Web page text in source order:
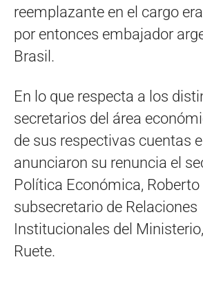
reemplazante en el cargo
por entonces embajador
Brasil.
En lo que respecta a los
secretarios del área
de sus respectivas cuentas
anunciaron su renuncia el
Política Económica, Roberto
subsecretario de Relaciones
Institucionales del
Ruete.